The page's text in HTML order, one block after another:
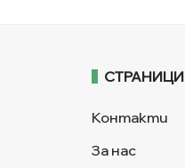
СТРАНИЦИ
Контакти
За нас